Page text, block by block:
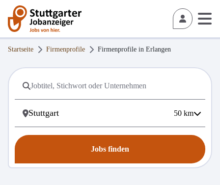
Startseite Firmenprofile Firmenprofile in Erlangen
50 km
Jobs finden